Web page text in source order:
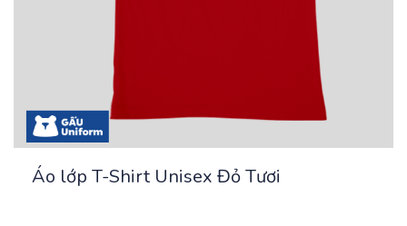
Áo lớp T-Shirt Unisex Đỏ Tươi